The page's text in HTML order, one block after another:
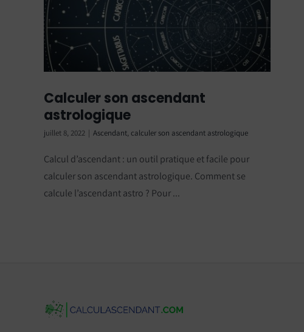
Calculer son ascendant
astrologique
juillet 8, 2022 | Ascendant, calculer son ascendant astrologique
Calcul d’ascendant : un outil pratique et facile pour
calculer son ascendant astrologique. Comment se
calcule l’ascendant astro ? Pour ...